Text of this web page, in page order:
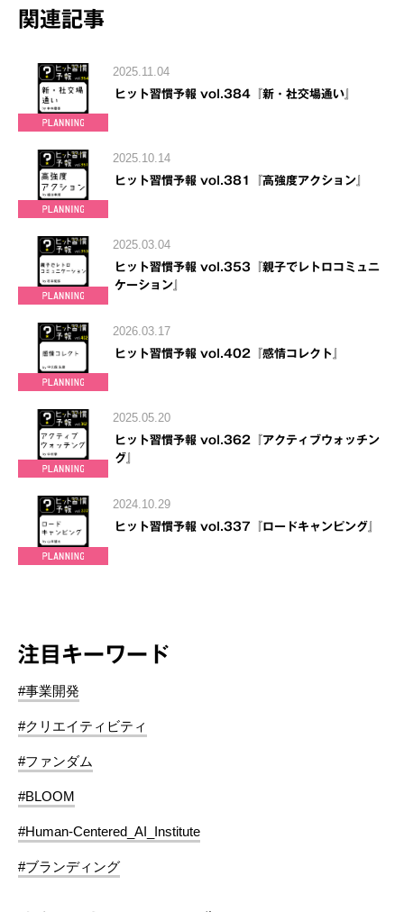
関連記事
2025.11.04
ヒット習慣予報 vol.384『新・社交場通い』
2025.10.14
ヒット習慣予報 vol.381『高強度アクション』
2025.03.04
ヒット習慣予報 vol.353『親子でレトロコミュニ
ケーション』
2026.03.17
ヒット習慣予報 vol.402『感情コレクト』
2025.05.20
ヒット習慣予報 vol.362『アクティブウォッチン
グ』
2024.10.29
ヒット習慣予報 vol.337『ロードキャンピング』
注目キーワード
#事業開発
#クリエイティビティ
#ファンダム
#BLOOM
#Human-Centered_AI_Institute
#ブランディング